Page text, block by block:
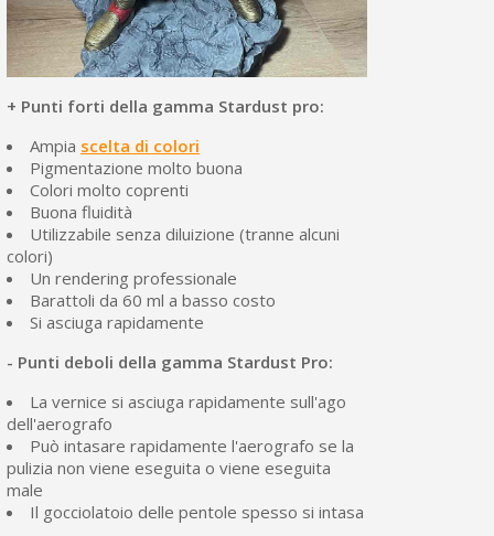
+ Punti forti della gamma Stardust pro:
Ampia scelta di colori
Pigmentazione molto buona
Colori molto coprenti
Buona fluidità
Utilizzabile senza diluizione (tranne alcuni
colori)
Un rendering professionale
Barattoli da 60 ml a basso costo
Si asciuga rapidamente
- Punti deboli della gamma Stardust Pro:
La vernice si asciuga rapidamente sull'ago
dell'aerografo
Può intasare rapidamente l'aerografo se la
pulizia non viene eseguita o viene eseguita
male
Il gocciolatoio delle pentole spesso si intasa